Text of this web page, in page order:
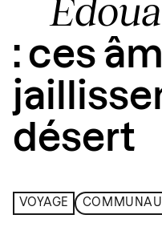
: ces
désert
VOYAGE